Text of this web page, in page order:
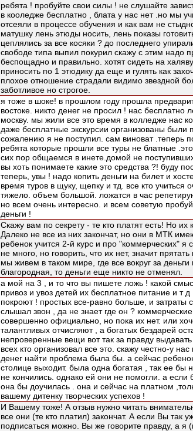
ребята ! пробуйте свои силы ! не слушайте
в кооледже бесплатно , блата у нас нет .но мы
отсеяли в процессе обучения и как вам не
матушку лень этюды носить, лень показы
цеплялись за все косяки ? до последнего
свободе типа выпил покурил скажу с этим надо
беспощадно и правильно. хотят сидеть на
приносить по 1 этюдику да еще и гулять как
плохое отношение страдали видимо звездной
заботливое но строгое.
я тоже в шоке! в прошлом году прошла
востоке. никто денег не просил ! нас бесплатно
москву. мы жили все это время в колледже нас
даже бесплатные экскурсии организованы были
сожалению я не поступил. сам виноват .теперь
ребята которые прошли все туры не блатные
сих пор общаемся в инете.домой не
вы хоть понимаете какие это средства ?! буду
теперь, увы ! надо копить деньги на билет и
время туров в щуку, щепку и тд. все кто учиться
тяжело. объем большой. ложатся в час
но всем очень интересно. и всем советую
деньги !
Скажу вам по секрету - те кто платят есть! Но их
Далеко не все из них закончат, но они в МТК
ребенок учится 2-й курс и про "коммерческих" я
не много, но говорить, что их нет, значит
мы живем в таком мире, где все вокруг за
благородная, то деньги еще никто не отменял.
а мой на 3 , и то что вы пишете ложь ! какой
привоз и увоз детей их бесплатное питание и т д
покроют ! простых все-равно больше, и затраты
слышал звон , да не знает где он ?
совершенно официально, но пока их нет. или
талантливых отчисляют , а богатых бездарей
непроверенные вещи вот так за правду
всех кто организовал все это. скажу честно-у
денег найти проблема была бы. а сейчас
столице выходит. была одна богатая , так ее бы
не кончились. однако ей они не помогли. а если
она бы доучилась . она и сейчас на платном
вашему дитенку творческих успехов !
И Вашему тоже! А отзыв нужно читать
все они (те кто платил) закончат. А если Вы так
подписаться можно. Вы же говорите правду, а я